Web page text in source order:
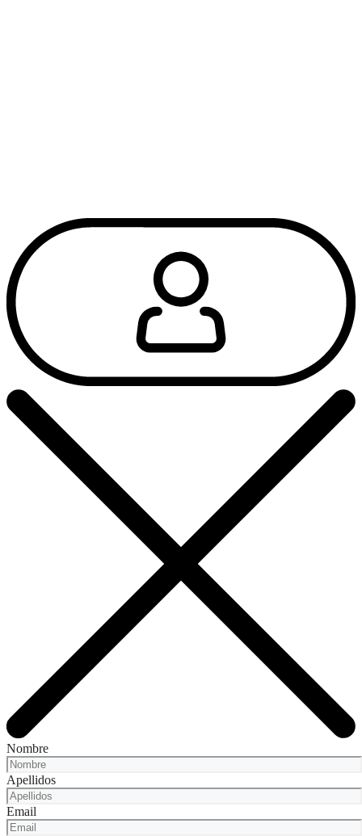
Nombre
Apellidos
Email